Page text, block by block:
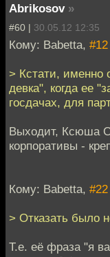
Abrikosov »
#60 | 30.05.12 12:35
Кому: Babetta, #12
> Кстати, именно
девка", когда ее
госдачах, для
Выходит, Ксюша
корпоративы -
Кому: Babetta, #22
> Отказать было
Т.е. её фраза "я